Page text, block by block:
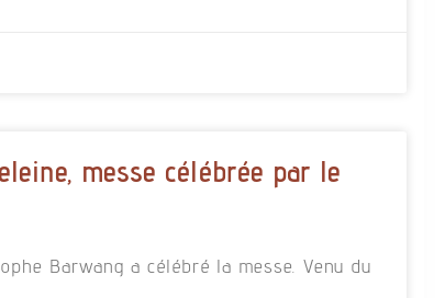
messe célébrée par le
Barwang a célébré la messe. Venu du